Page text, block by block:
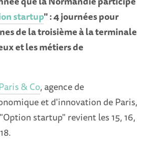
startup" : 4 journées pour
de la troisième à la terminale
et les métiers de
& Co, agence de
et d'innovation de Paris,
startup" revient les 15, 16,